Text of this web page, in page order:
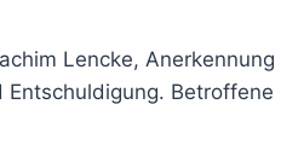
Lencke,